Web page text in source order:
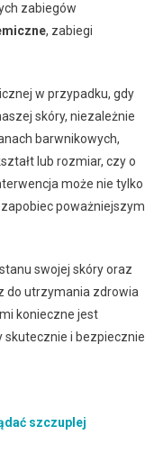
zabiegów
, zabiegi
w przypadku, gdy
skóry, niezależnie
barwnikowych,
lub rozmiar, czy o
może nie tylko
poważniejszym
swojej skóry oraz
do utrzymania zdrowia
konieczne jest
skutecznie i bezpiecznie
szczuplej